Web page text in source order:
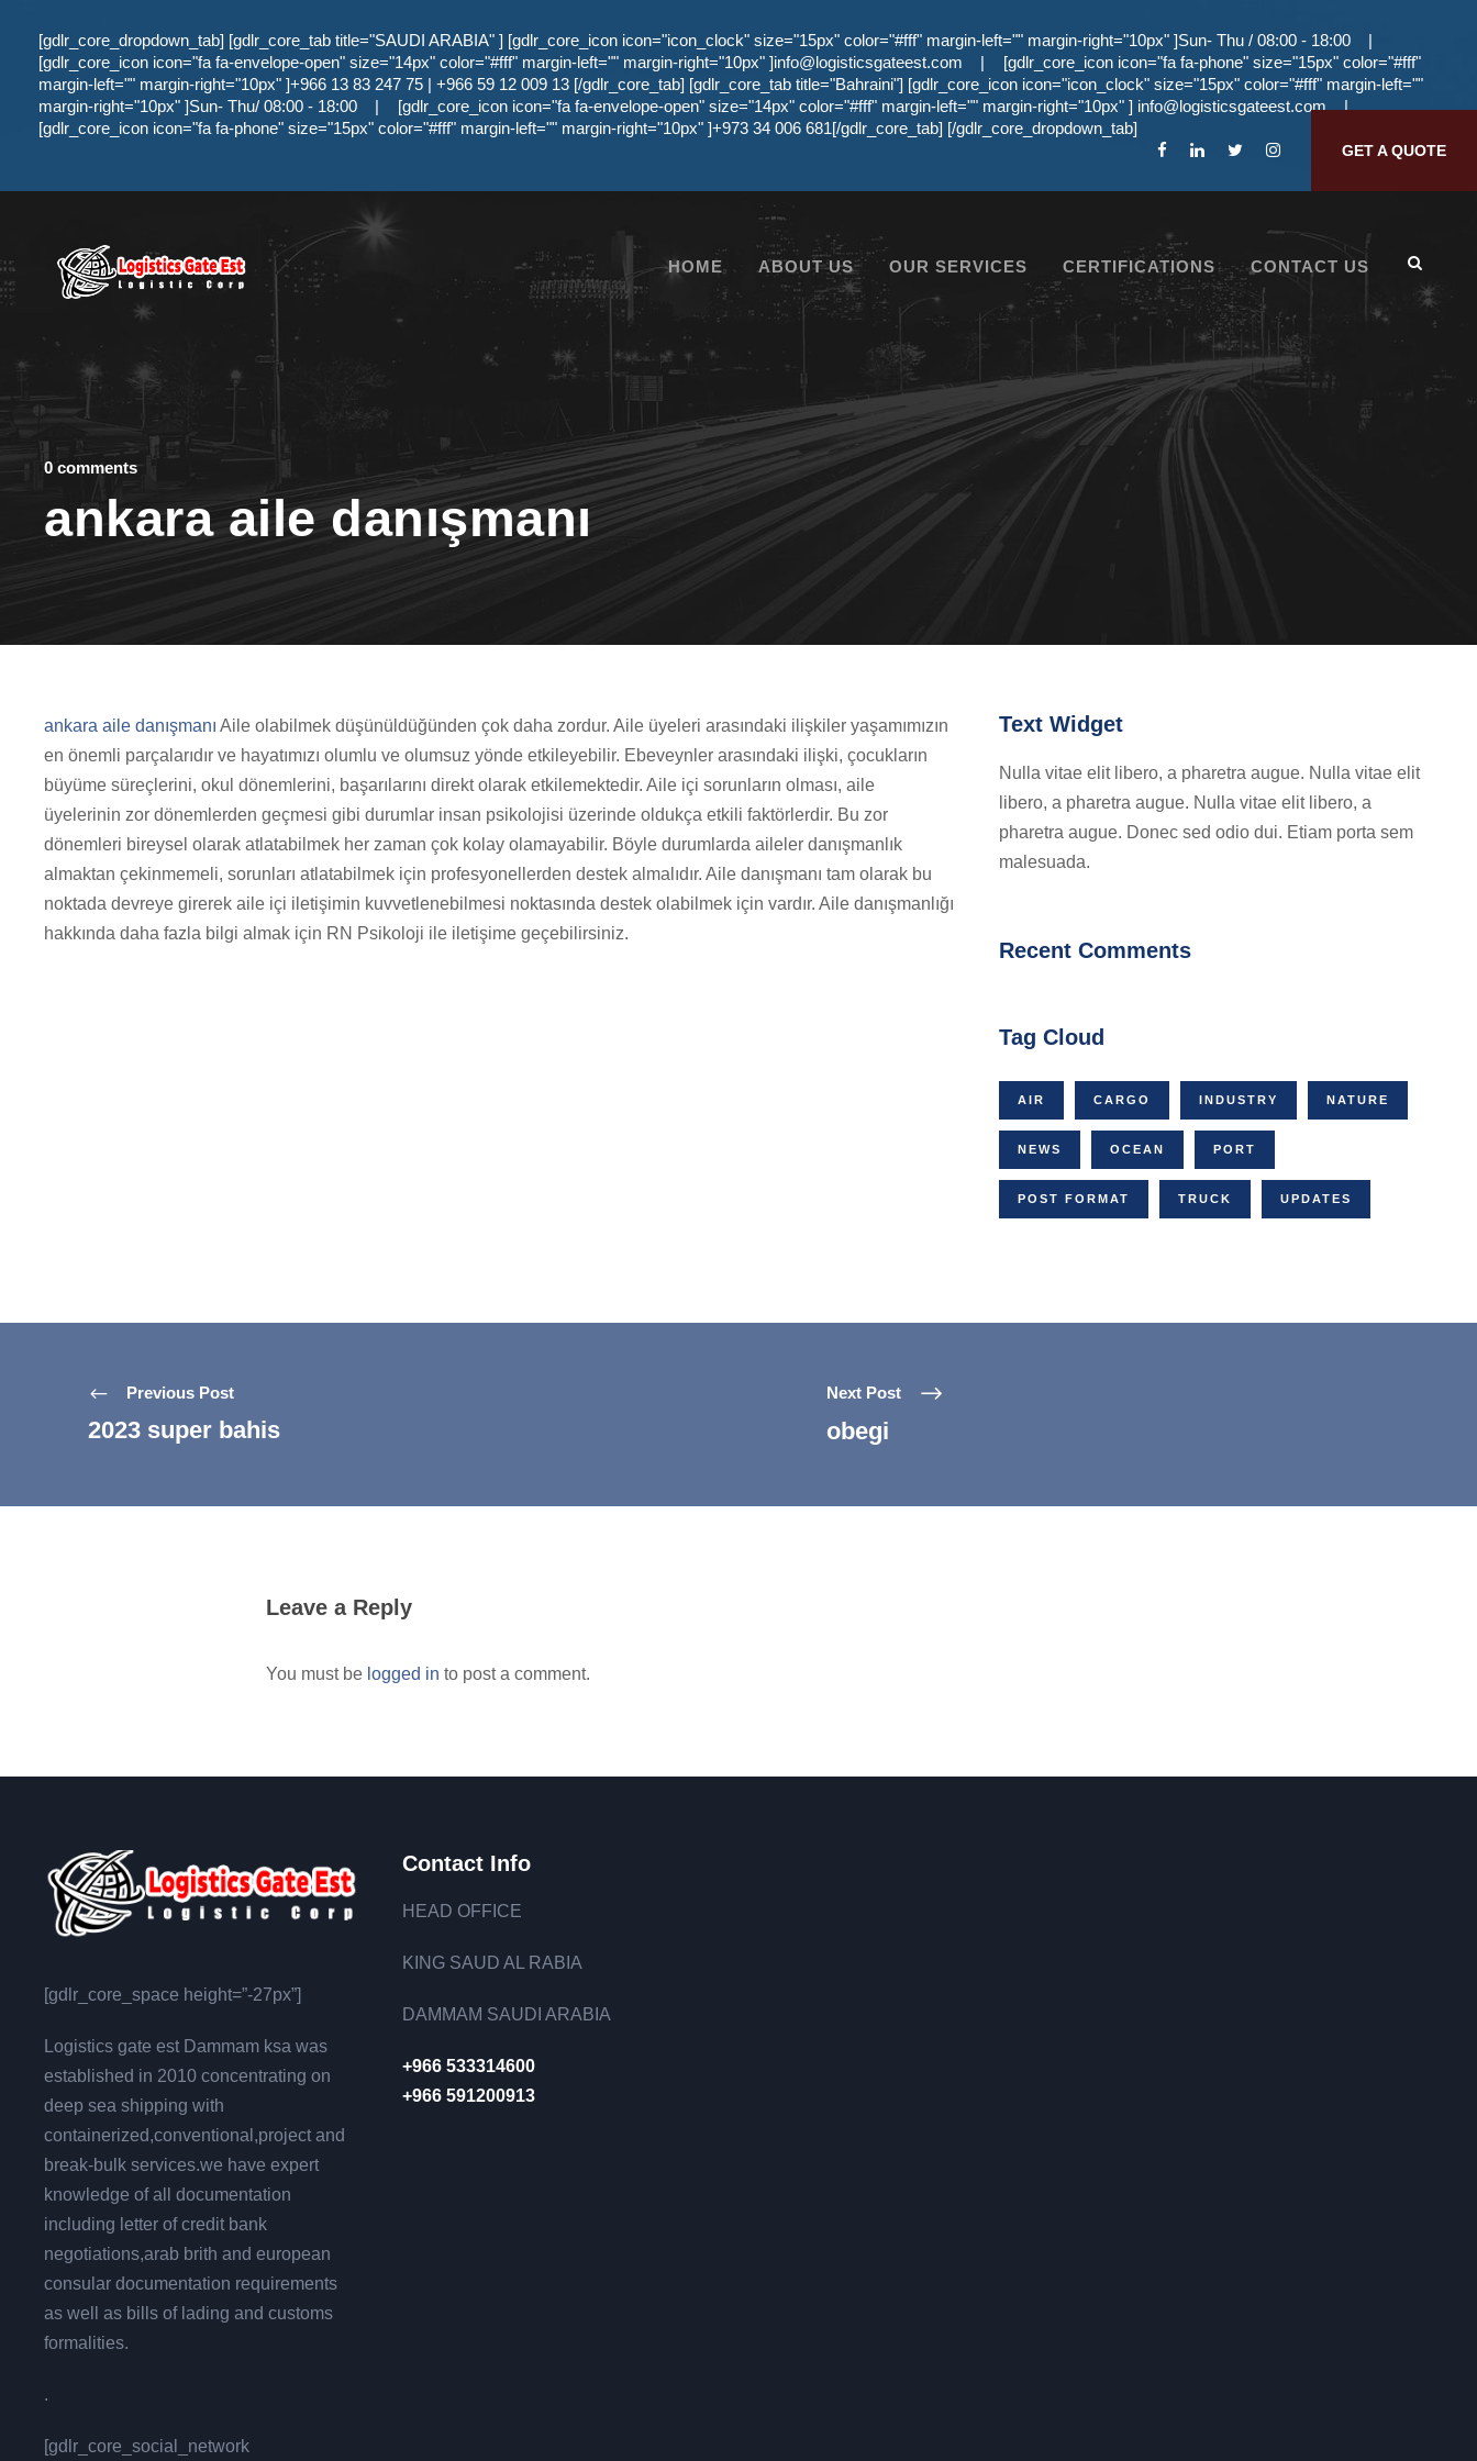
[gdlr_core_dropdown_tab] [gdlr_core_tab title="SAUDI ARABIA" ] [gdlr_core_icon icon="icon_clock" size="15px" color="#fff" margin-left="" margin-right="10px" ]Sun- Thu / 08:00 - 18:00
|
[gdlr_core_icon icon="fa fa-envelope-open" size="14px" color="#fff" margin-left="" margin-right="10px" ]info@logisticsgateest.com |
[gdlr_core_icon icon="fa fa-phone" size="15px" color="#fff"
margin-left="" margin-right="10px" ]+966 13 83 247 75 | +966 59 12 009 13 [/gdlr_core_tab] [gdlr_core_tab title="Bahraini"] [gdlr_core_icon icon="icon_clock" size="15px" color="#fff" margin-left=""
margin-right="10px" ]Sun- Thu/ 08:00 - 18:00
| [gdlr_core_icon icon="fa fa-envelope-open" size="14px" color="#fff" margin-left="" margin-right="10px" ] info@logisticsgateest.com
|
[gdlr_core_icon icon="fa fa-phone" size="15px" color="#fff" margin-left="" margin-right="10px" ]+973 34 006 681[/gdlr_core_tab] [/gdlr_core_dropdown_tab]
GET A QUOTE
HOME ABOUT US OUR SERVICES CERTIFICATIONS CONTACT US
0 comments
ankara aile danışmanı
ankara aile danışmanı Aile olabilmek düşünüldüğünden çok daha zordur. Aile üyeleri arasındaki ilişkiler yaşamımızın
en önemli parçalarıdır ve hayatımızı olumlu ve olumsuz yönde etkileyebilir. Ebeveynler arasındaki ilişki, çocukların
büyüme süreçlerini, okul dönemlerini, başarılarını direkt olarak etkilemektedir. Aile içi sorunların olması, aile
üyelerinin zor dönemlerden geçmesi gibi durumlar insan psikolojisi üzerinde oldukça etkili faktörlerdir. Bu zor
dönemleri bireysel olarak atlatabilmek her zaman çok kolay olamayabilir. Böyle durumlarda aileler danışmanlık
almaktan çekinmemeli, sorunları atlatabilmek için profesyonellerden destek almalıdır. Aile danışmanı tam olarak bu
noktada devreye girerek aile içi iletişimin kuvvetlenebilmesi noktasında destek olabilmek için vardır. Aile danışmanlığı
hakkında daha fazla bilgi almak için RN Psikoloji ile iletişime geçebilirsiniz.
Text Widget
Nulla vitae elit libero, a pharetra augue. Nulla vitae elit
libero, a pharetra augue. Nulla vitae elit libero, a
pharetra augue. Donec sed odio dui. Etiam porta sem
malesuada.
Recent Comments
Tag Cloud
AIR CARGO INDUSTRY NATURE
NEWS OCEAN PORT
POST FORMAT TRUCK UPDATES
Previous Post
2023 super bahis
Next Post
obegi
Leave a Reply
You must be logged in to post a comment.
[gdlr_core_space height=”-27px”]
Logistics gate est Dammam ksa was
established in 2010 concentrating on
deep sea shipping with
containerized,conventional,project and
break-bulk services.we have expert
knowledge of all documentation
including letter of credit bank
negotiations,arab brith and european
consular documentation requirements
as well as bills of lading and customs
formalities.
.
[gdlr_core_social_network
Contact Info
HEAD OFFICE
KING SAUD AL RABIA
DAMMAM SAUDI ARABIA
+966 533314600
+966 591200913